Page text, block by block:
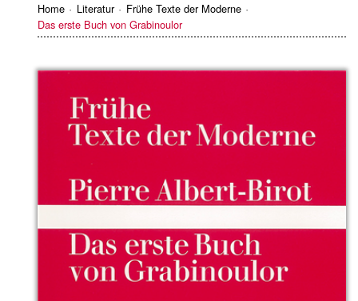
Home Literatur
Frühe Texte der Moderne
Das erste Buch von Grabinoulor